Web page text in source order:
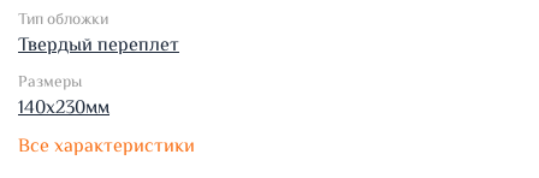
Тип обложки
Твердый переплет
Размеры
140х230мм
Все характеристики